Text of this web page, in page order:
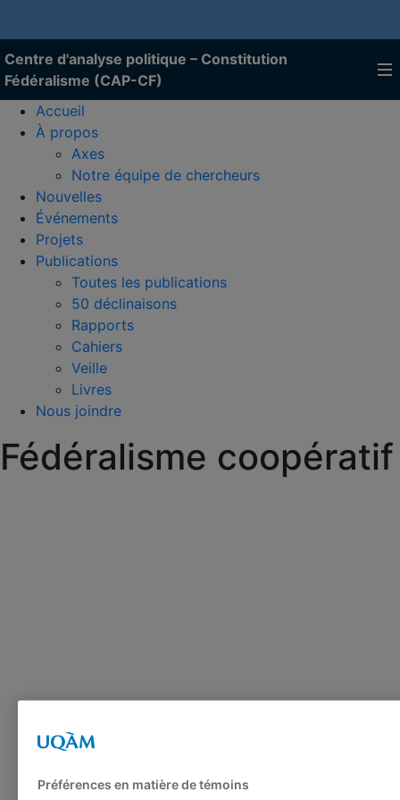
Centre d'analyse politique – Constitution
Fédéralisme (CAP-CF)
Accueil
À propos
Axes
Notre équipe de chercheurs
Nouvelles
Événements
Projets
Publications
Toutes les publications
50 déclinaisons
Rapports
Cahiers
Veille
Livres
Nous joindre
Fédéralisme coopératif
Préférences en matière de témoins